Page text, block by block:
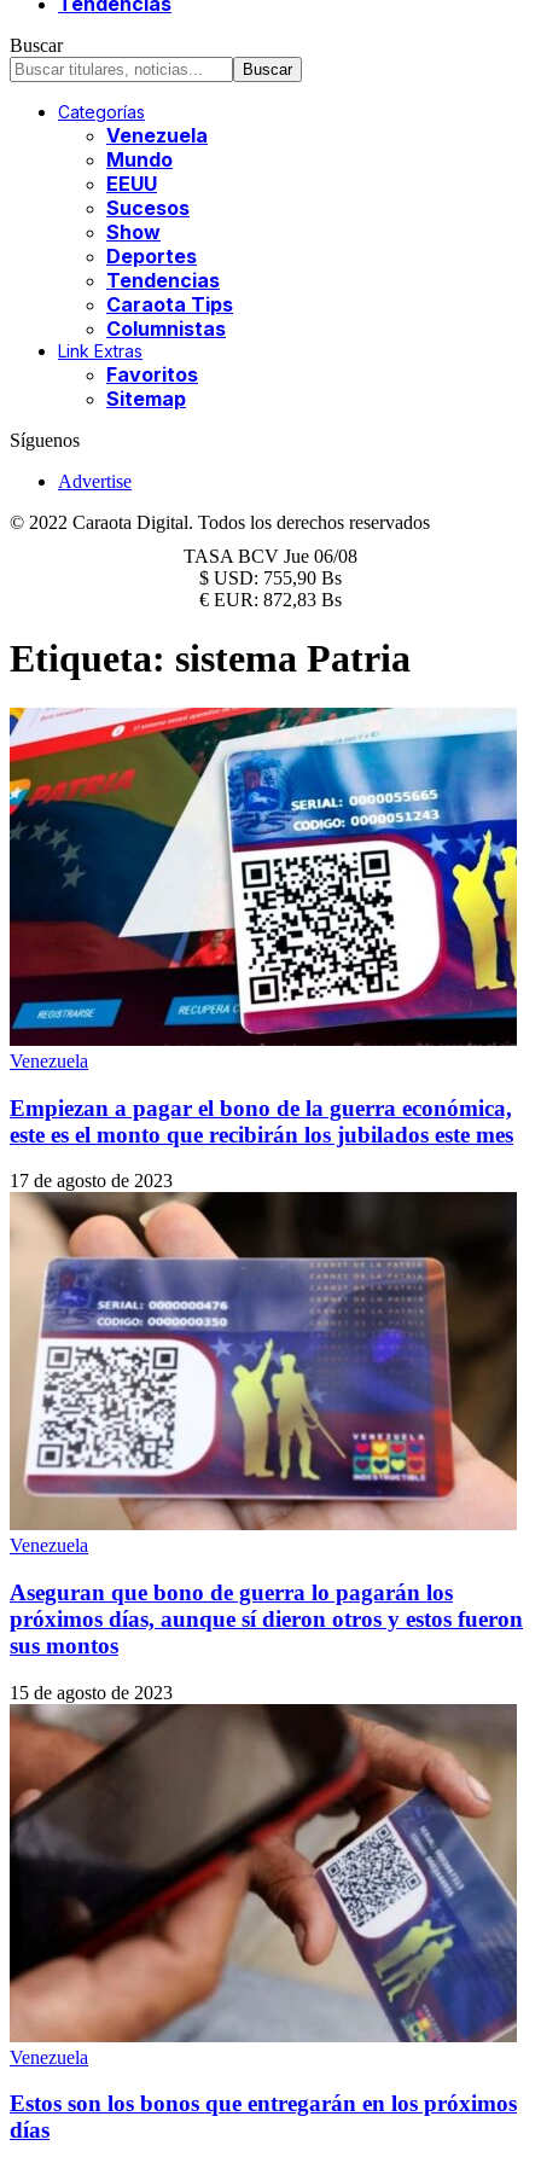
Buscar
Categorías
Venezuela
Mundo
EEUU
Sucesos
Show
Deportes
Tendencias
Caraota Tips
Columnistas
Link Extras
Favoritos
Sitemap
Síguenos
Advertise
© 2022 Caraota Digital. Todos los derechos reservados
TASA BCV Jue 06/08
$ USD: 755,90 Bs
€ EUR: 872,83 Bs
Etiqueta: sistema Patria
Venezuela
Empiezan a pagar el bono de la guerra económica,
este es el monto que recibirán los jubilados este mes
17 de agosto de 2023
Venezuela
Aseguran que bono de guerra lo pagarán los
próximos días, aunque sí dieron otros y estos fueron
sus montos
15 de agosto de 2023
Venezuela
Estos son los bonos que entregarán en los próximos
días